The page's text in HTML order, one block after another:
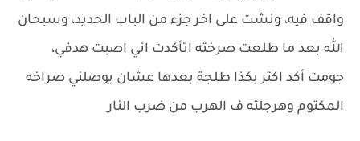
واقف فيه، ونشت على اخر جزء من الباب الحديد، وسبحان
الله بعد ما طلعت صرخته اتأكدت اني اصبت هدفي،
جومت أكد اكتر بكذا طلجة بعدها عشان يوصلني صراخه
المكتوم وهرجلته ف الهرب من ضرب النار